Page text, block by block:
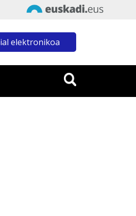
elektronikoa